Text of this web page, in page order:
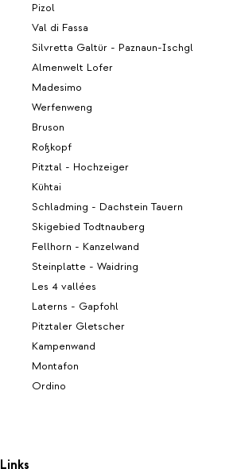
Pizol
Val di Fassa
Silvretta Galtür - Paznaun-Ischgl
Almenwelt Lofer
Madesimo
Werfenweng
Bruson
Roßkopf
Pitztal - Hochzeiger
Kühtai
Schladming - Dachstein Tauern
Skigebied Todtnauberg
Fellhorn - Kanzelwand
Steinplatte - Waidring
Les 4 vallées
Laterns - Gapfohl
Pitztaler Gletscher
Kampenwand
Montafon
Ordino
Links